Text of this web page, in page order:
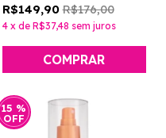
R$149,90 R$176,00
4 x de R$37,48 sem juros
15 %
OFF